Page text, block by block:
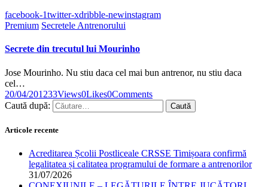
facebook-1twitter-xdribble-newinstagram
Premium Secretele Antrenorului
Secrete din trecutul lui Mourinho
Jose Mourinho. Nu stiu daca cel mai bun antrenor, nu stiu daca
cel…
20/04/201233Views0Likes0Comments
Caută după:
Articole recente
Acreditarea Școlii Postliceale CRSSE Timișoara confirmă
legalitatea și calitatea programului de formare a antrenorilor
31/07/2026